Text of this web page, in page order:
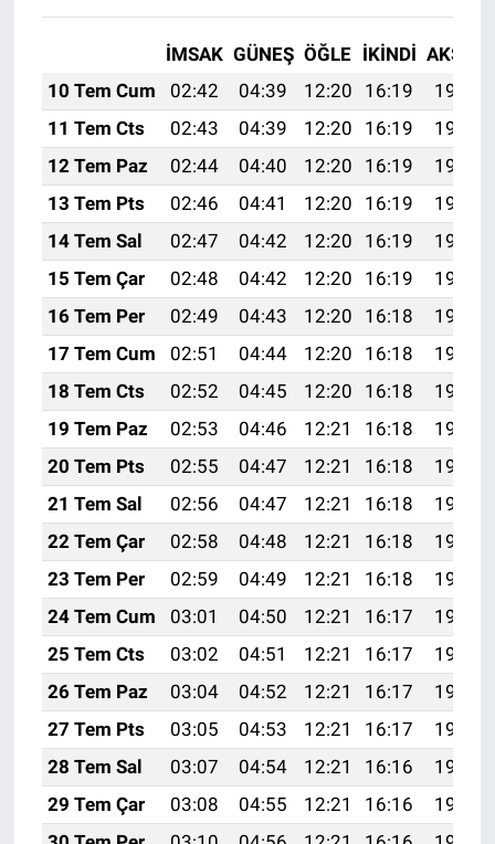
İMSAK GÜNEŞ ÖĞLE İKINDI AKŞAM
10 Tem Cum
02:42 04:39 12:20 16:19
19:50
11 Tem Cts
02:43 04:39 12:20 16:19
19:50
12 Tem Paz
02:44 04:40 12:20 16:19
19:50
13 Tem Pts
02:46 04:41 12:20 16:19
19:49
14 Tem Sal
02:47 04:42 12:20 16:19
19:48
15 Tem Çar
02:48 04:42 12:20 16:19
19:48
16 Tem Per
02:49 04:43 12:20 16:18
19:47
17 Tem Cum
02:51 04:44 12:20 16:18
19:47
18 Tem Cts
02:52 04:45 12:20 16:18
19:46
19 Tem Paz
02:53 04:46 12:21 16:18
19:45
20 Tem Pts
02:55 04:47 12:21 16:18
19:45
21 Tem Sal
02:56 04:47 12:21 16:18
19:44
22 Tem Çar
02:58 04:48 12:21 16:18
19:43
23 Tem Per
02:59 04:49 12:21 16:18
19:42
24 Tem Cum
03:01 04:50 12:21 16:17
19:41
25 Tem Cts
03:02 04:51 12:21 16:17
19:41
26 Tem Paz
03:04 04:52 12:21 16:17
19:40
27 Tem Pts
03:05 04:53 12:21 16:17
19:39
28 Tem Sal
03:07 04:54 12:21 16:16
19:38
29 Tem Çar
03:08 04:55 12:21 16:16
19:37